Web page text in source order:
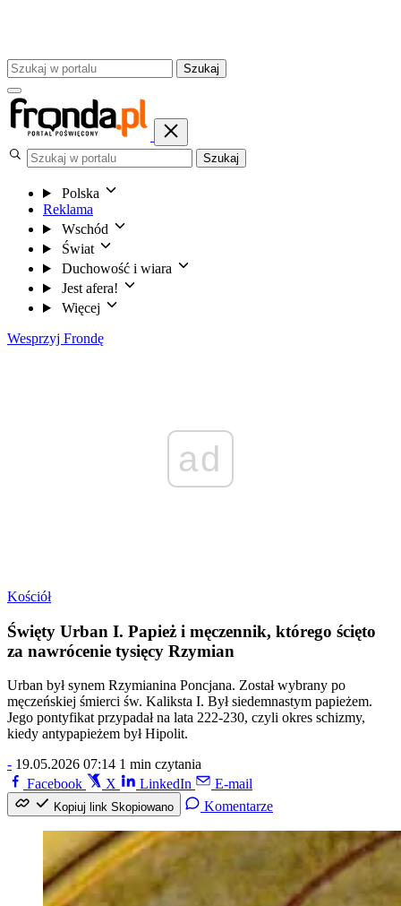
Szukaj
Szukaj
Polska
Reklama
Wschód
Świat
Duchowość i wiara
Jest afera!
Więcej
Wesprzyj Frondę
ad
Kościół
Święty Urban I. Papież i męczennik, którego ścięto
za nawrócenie tysięcy Rzymian
Urban był synem Rzymianina Poncjana. Został wybrany po
męczeńskiej śmierci św. Kaliksta I. Był siedemnastym papieżem.
Jego pontyfikat przypadał na lata 222-230, czyli okres schizmy,
kiedy antypapieżem był Hipolit.
- 19.05.2026 07:14 1 min czytania
Facebook
X LinkedIn E-mail
Kopiuj link Skopiowano Komentarze